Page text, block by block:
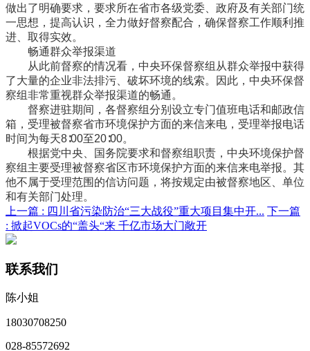
做出了明确要求，要求所在省市各级党委、政府及有关部门统
一思想，提高认识，全力做好督察配合，确保督察工作顺利推
进、取得实效。
畅通群众举报渠道
从此前督察的情况看，中央环保督察组从群众举报中获得
了大量的企业非法排污、破坏环境的线索。因此，中央环保督
察组非常重视群众举报渠道的畅通。
督察进驻期间，各督察组分别设立专门值班电话和邮政信
箱，受理被督察省市环境保护方面的来信来电，受理举报电话
时间为每天8∶00至20∶00。
根据党中央、国务院要求和督察组职责，中央环境保护督
察组主要受理被督察省区市环境保护方面的来信来电举报。其
他不属于受理范围的信访问题，将按规定由被督察地区、单位
和有关部门处理。
上一篇 : 四川省污染防治“三大战役”重大项目集中开... 下一篇
: 掀起VOCs的“盖头“来 千亿市场大门敞开
联系我们
陈小姐
18030708250
028-85572692